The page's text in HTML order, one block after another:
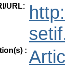
URL:
: